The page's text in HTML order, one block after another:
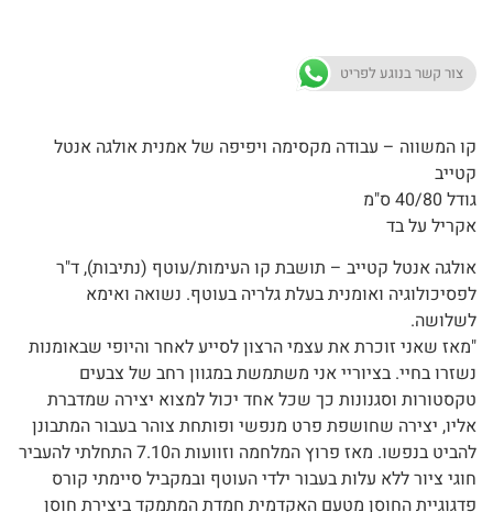
צור קשר בנוגע לפריט
קו המשווה – עבודה מקסימה ויפיפה של אמנית אולגה אנטל
קטייב
גודל 40/80 ס"מ
אקריל על בד
אולגה אנטל קטייב – תושבת קו העימות/עוטף (נתיבות), ד"ר
לפסיכולוגיה ואומנית בעלת גלריה בעוטף. נשואה ואימא
לשלושה.
"מאז שאני זוכרת את עצמי הרצון לסייע לאחר והיופי שבאומנות
נשזרו בחיי. בציוריי אני משתמשת במגוון רחב של צבעים
טקסטורות וסגנונות כך שכל אחד יכול למצוא יצירה שמדברת
אליו, יצירה שחושפת פרט מנפשי ופותחת צוהר בעבור המתבונן
להביט בנפשו. מאז פרוץ המלחמה וזוועות ה7.10 התחלתי להעביר
חוגי ציור ללא עלות בעבור ילדי העוטף ובמקביל סיימתי קורס
פדגוגיית החוסן מטעם האקדמית חמדת המתמקד ביצירת חוסן